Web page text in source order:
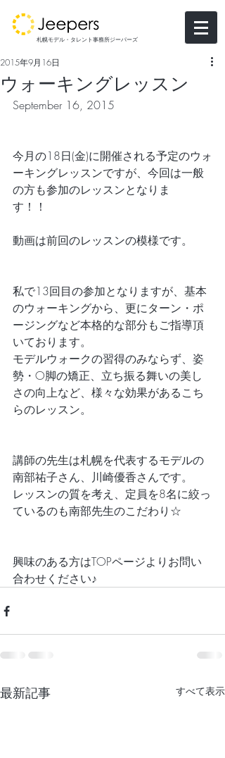
札幌モデル・タレント事務所ジーパーズ
ウォーキングレッスン
2015年9月16日
September 16, 2015
今月の18日(金)に開催される予定のウォ
ーキングレッスンですが、今回は一般
の方も参加のレッスンとなりま
す！！
動画は前回のレッスンの模様です。
私で13回目の参加となりますが、基本
のウォーキングから、更にターン・ポ
ージングなど本格的な部分もご指導頂
いております。
モデルウォークの習得のみならず、姿
勢・O脚の矯正、立ち振る舞いの美し
さの向上など、様々な効果があるこち
らのレッスン。
講師の先生は札幌を代表するモデルの
南部祐子さん、川崎優香さんです。
レッスンの質を考え、定員を8名に絞っ
ているのも南部先生のこだわり☆
興味のある方はTOPページよりお問い
合わせください♪
最新記事 すべて表示